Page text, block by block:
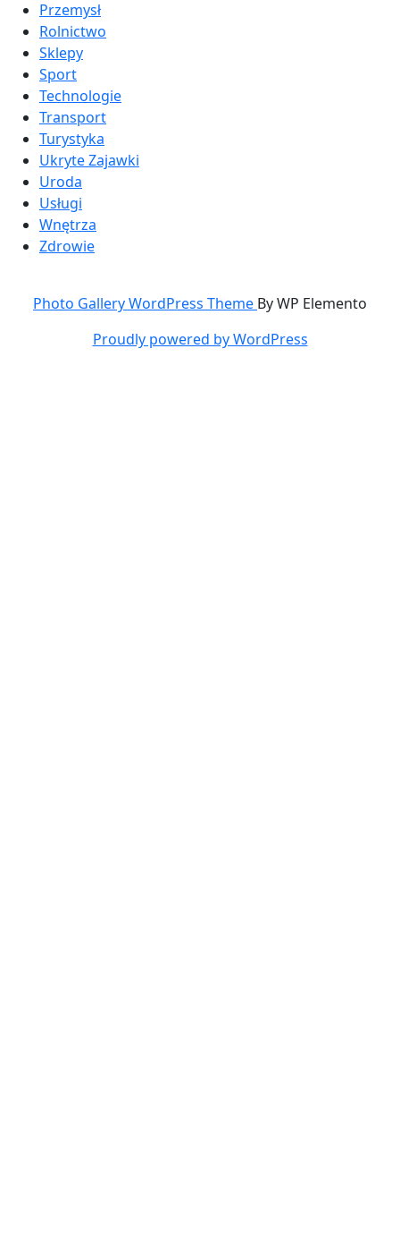
Przemysł
Rolnictwo
Sklepy
Sport
Technologie
Transport
Turystyka
Ukryte Zajawki
Uroda
Usługi
Wnętrza
Zdrowie
Photo Gallery WordPress Theme By WP Elemento
Proudly powered by WordPress